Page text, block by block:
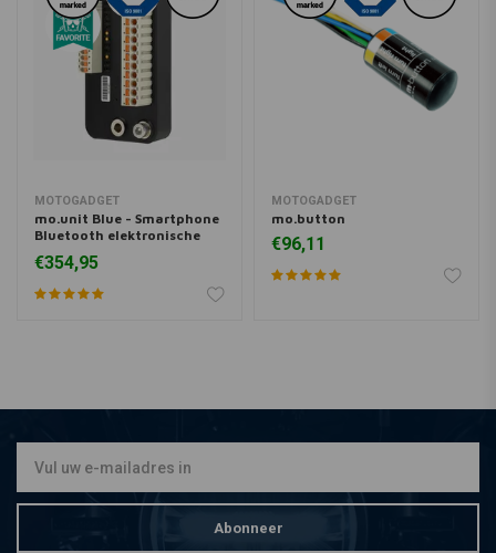
MOTOGADGET
mo.unit Blue - Smartphone
Bluetooth elektronische
besturingskast (m.unit)
€354,95
MOTOGADGET
mo.button
€96,11
Abonneer